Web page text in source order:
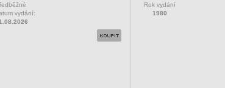
vydání:
Rok vydání
1980